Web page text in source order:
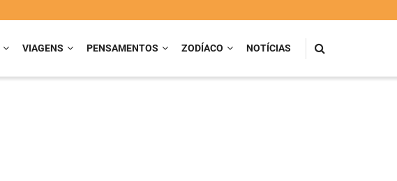
VIAGENS PENSAMENTOS ZODÍACO NOTÍCIAS